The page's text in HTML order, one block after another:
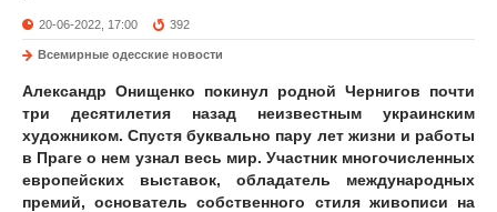
20-06-2022, 17:00 392
Всемирные одесские новости
Александр Онищенко покинул родной Чернигов почти
три десятилетия назад неизвестным украинским
художником. Спустя буквально пару лет жизни и работы
в Праге о нем узнал весь мир. Участник многочисленных
европейских выставок, обладатель международных
премий, основатель собственного стиля живописи на